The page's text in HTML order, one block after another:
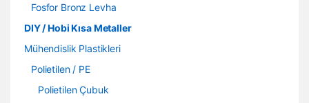
Fosfor Bronz Levha
DIY / Hobi Kısa Metaller
Mühendislik Plastikleri
Polietilen / PE
Polietilen Çubuk